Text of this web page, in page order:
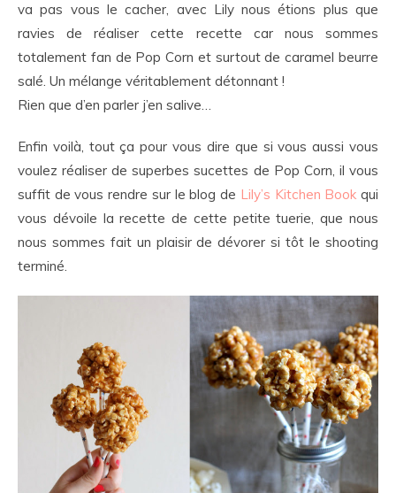
va pas vous le cacher, avec Lily nous étions plus que
ravies de réaliser cette recette car nous sommes
totalement fan de Pop Corn et surtout de caramel beurre
salé. Un mélange véritablement détonnant !
Rien que d’en parler j’en salive…
Enfin voilà, tout ça pour vous dire que si vous aussi vous
voulez réaliser de superbes sucettes de Pop Corn, il vous
suffit de vous rendre sur le blog de Lily’s Kitchen Book qui
vous dévoile la recette de cette petite tuerie, que nous
nous sommes fait un plaisir de dévorer si tôt le shooting
terminé.